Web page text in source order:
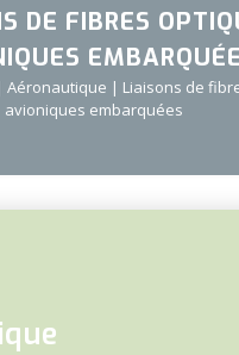
DE FIBRES
Aéronautique | Liaisons de
avioniques embarquées